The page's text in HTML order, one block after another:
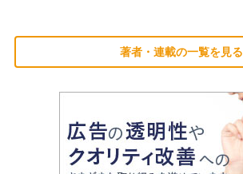
著者・連載の一覧を見る